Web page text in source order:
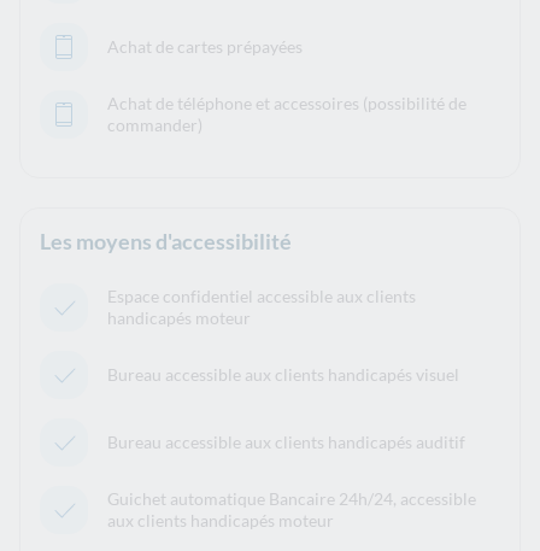
Achat de cartes prépayées
Achat de téléphone et accessoires (possibilité de
commander)
Les moyens d'accessibilité
Espace confidentiel accessible aux clients
handicapés moteur
Bureau accessible aux clients handicapés visuel
Bureau accessible aux clients handicapés auditif
Guichet automatique Bancaire 24h/24, accessible
aux clients handicapés moteur